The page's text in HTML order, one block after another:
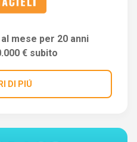
mese per 20 anni
€ subito
DI PIÚ